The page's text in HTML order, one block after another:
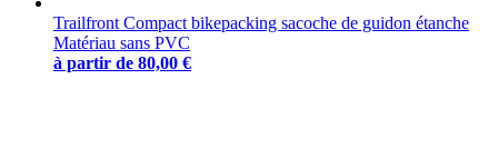
Trailfront Compact bikepacking sacoche de guidon étanche
Matériau sans PVC
à partir de 80,00 €